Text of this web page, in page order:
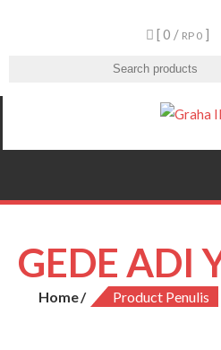
[ 0 / RP 0 ]
Home Product Penulis